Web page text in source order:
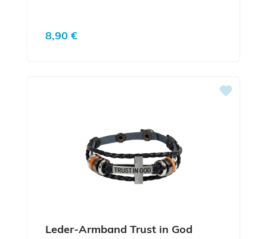
Regulärer Preis:
8,90 €
Leder-Armband Trust in God